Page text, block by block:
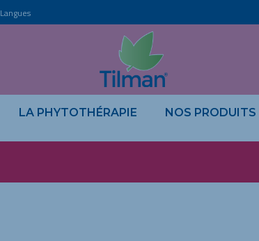
Langues
LA PHYTOTHÉRAPIE NOS PRODUITS